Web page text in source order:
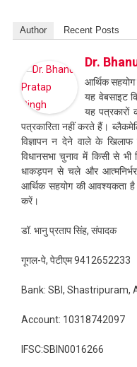
Author Recent Posts
Dr.
आर्थिक सहयोग
यह वेबसाइट
यह पत्रकारों
पत्रकारिता नहीं करते हैं।
विज्ञापन न देने वाले के
विधानसभा चुनाव में किसी से भी
धाकड़पन से चले और
आर्थिक सहयोग की आवश्यकता
करें।
डॉ. भानु प्रताप सिंह, संपादक
गूगल-पे, पेटीएम 9412652233
Bank: SBI, Shastripuram,
Account: 10318742097
IFSC:SBIN0016266